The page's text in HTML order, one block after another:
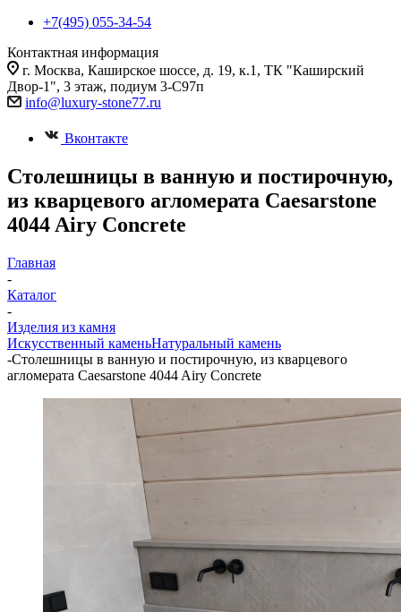
+7(495) 055-34-54
Контактная информация
г. Москва, Каширское шоссе, д. 19, к.1, ТК "Каширский
Двор-1", 3 этаж, подиум 3-С97п
info@luxury-stone77.ru
Вконтакте
Столешницы в ванную и постирочную,
из кварцевого агломерата Caesarstone
4044 Airy Concrete
Главная
-
Каталог
-
Изделия из камня
Искусственный каменьНатуральный камень
-Столешницы в ванную и постирочную, из кварцевого
агломерата Caesarstone 4044 Airy Concrete